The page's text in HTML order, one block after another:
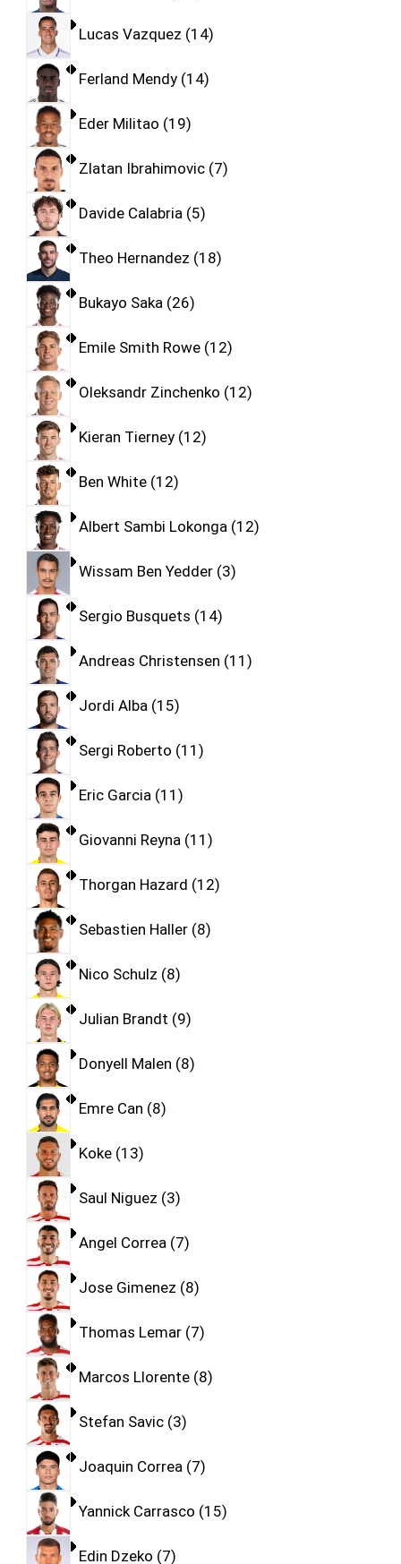
Lucas Vazquez 14
Ferland Mendy 14
Eder Militao 19
Zlatan Ibrahimovic 7
Davide Calabria 5
Theo Hernandez 18
Bukayo Saka 26
Emile Smith Rowe 12
Oleksandr Zinchenko 12
Kieran Tierney 12
Ben White 12
Albert Sambi Lokonga 12
Wissam Ben Yedder 3
Sergio Busquets 14
Andreas Christensen 11
Jordi Alba 15
Sergi Roberto 11
Eric Garcia 11
Giovanni Reyna 11
Thorgan Hazard 12
Sebastien Haller 8
Nico Schulz 8
Julian Brandt 9
Donyell Malen 8
Emre Can 8
Koke 13
Saul Niguez 3
Angel Correa 7
Jose Gimenez 8
Thomas Lemar 7
Marcos Llorente 8
Stefan Savic 3
Joaquin Correa 7
Yannick Carrasco 15
Edin Dzeko 7